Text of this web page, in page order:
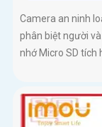
Camera an ninh
phân biệt người
nhớ Micro SD tích